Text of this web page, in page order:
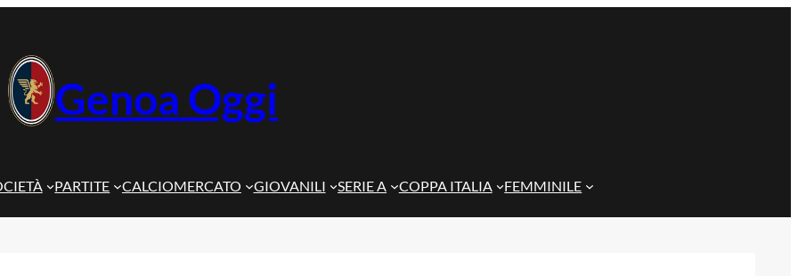
Genoa Oggi
PARTITE CALCIOMERCATO GIOVANILI SERIE A COPPA ITALIA FEMMINILE